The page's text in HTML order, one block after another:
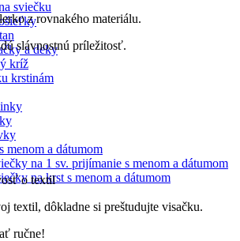
sviečku
a deky
kríž
krstinám
menom a dátumom
na 1 sv. prijímanie s menom a dátumom
na krst s menom a dátumom
z rovnakého materiálu.
slávnostnú príležitosť.
o textil
textil, dôkladne si preštudujte visačku.
ručne!